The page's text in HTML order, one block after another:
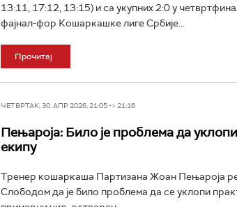
13:11, 17:12, 13:15) и са укупних 2:0 у
фајнал-фор Кошаркашке лиге Србије...
Прочитај
ЧЕТВРТАК, 30. АПР 2026, 21:05 -> 21:16
Пењароја: Било је проблема да
екипу
Тренер кошаркаша Партизана Жоан Пењароја
Слободом да је било проблема да се уклопи